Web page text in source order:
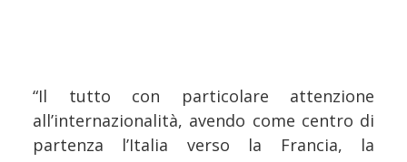
“Il tutto con particolare attenzione
all’internazionalità, avendo come centro di
partenza l’Italia verso la Francia, la